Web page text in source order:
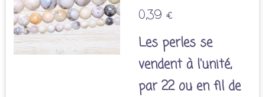
0,39 €
Les perles se
vendent à l'unité,
par 22 ou en fil de